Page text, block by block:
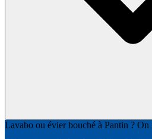
Lavabo ou évier bouché à Pantin ?